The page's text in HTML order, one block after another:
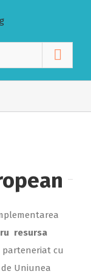
resursa
cu
Uniunea